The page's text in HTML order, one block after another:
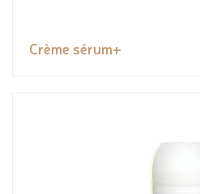
Crème sérum+